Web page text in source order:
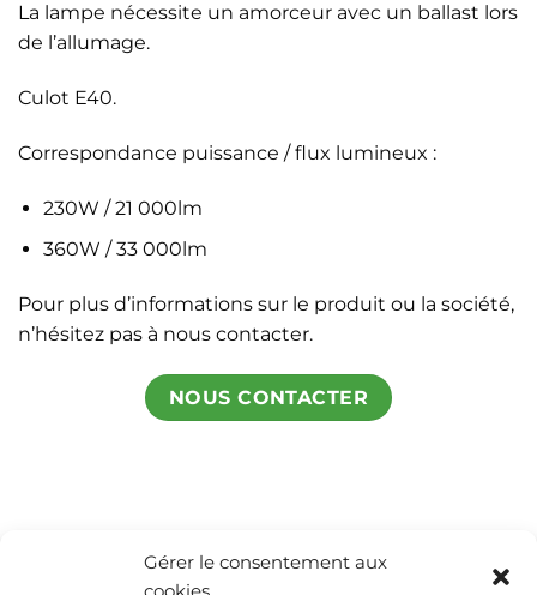
Gérer le consentement aux
La lampe nécessite un amorceur avec un ballast lors
de l’allumage.
Culot E40.
Correspondance puissance / flux lumineux :
230W / 21 000lm
360W / 33 000lm
Pour plus d’informations sur le produit ou la société,
n’hésitez pas à nous contacter.
NOUS CONTACTER